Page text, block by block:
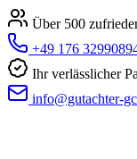
Über 500
+49 176
Ihr verlässlicher
info@gutachter-